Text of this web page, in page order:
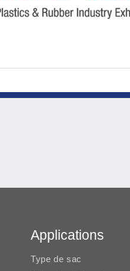
Applications
Type de sac